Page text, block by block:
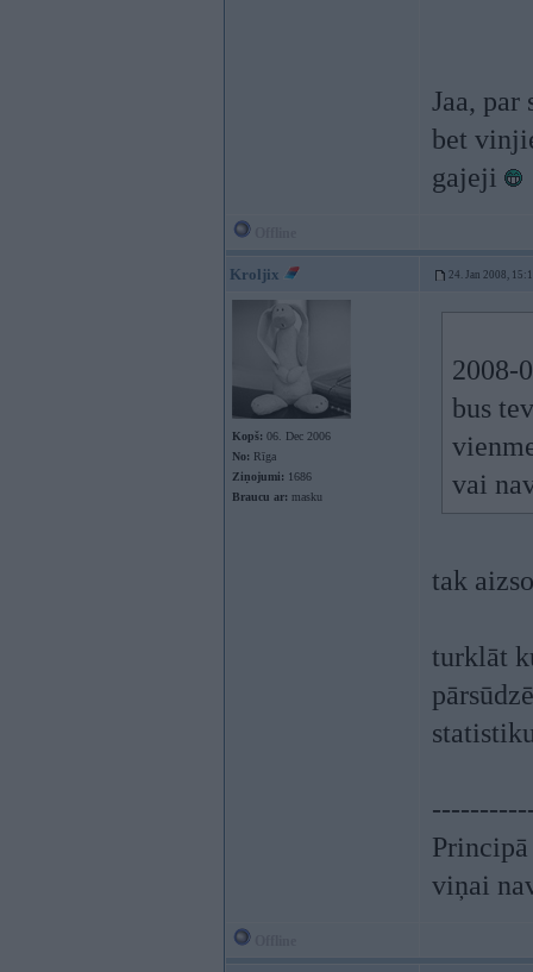
Jaa, par
bet
gajeji
Kroljix 24. Jan 2008,
Kopš: 06. Dec 2006
No: Rīga
Ziņojumi: 1686
Braucu ar: masku
2008-
bus
vai
tak
turklāt
viņai